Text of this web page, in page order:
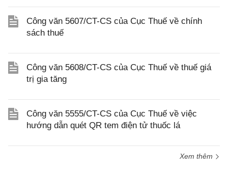
Công văn 5607/CT-CS của Cục Thuế về chính
sách thuế
Công văn 5608/CT-CS của Cục Thuế về thuế giá
trị gia tăng
Công văn 5555/CT-CS của Cục Thuế về việc
hướng dẫn quét QR tem điện tử thuốc lá
Xem thêm